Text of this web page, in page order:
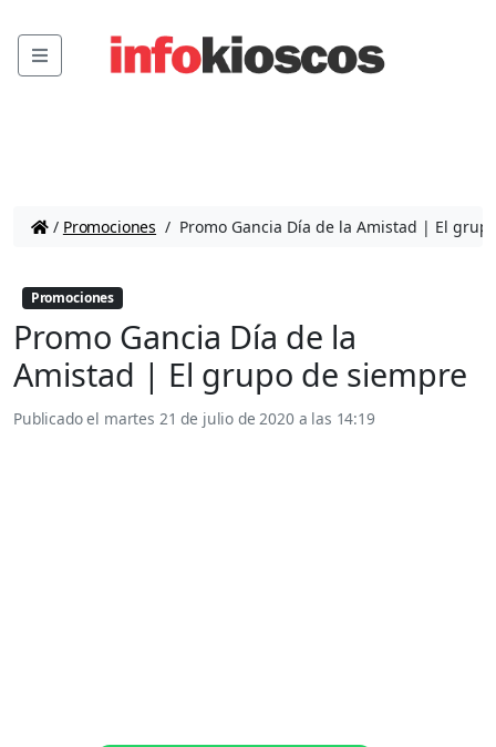
Menu
/ Promociones / Promo Gancia Día de la Amistad | El
Promociones
Promo Gancia Día de la
Amistad | El grupo de siempre
Publicado el martes 21 de julio de 2020 a las 14:19